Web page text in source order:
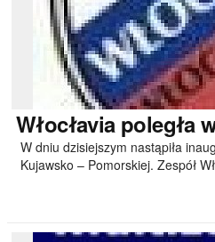
Włocłaviapoległa
W dniu dzisiejszym nastąpiła
Kujawsko – Pomorskiej. Zespół